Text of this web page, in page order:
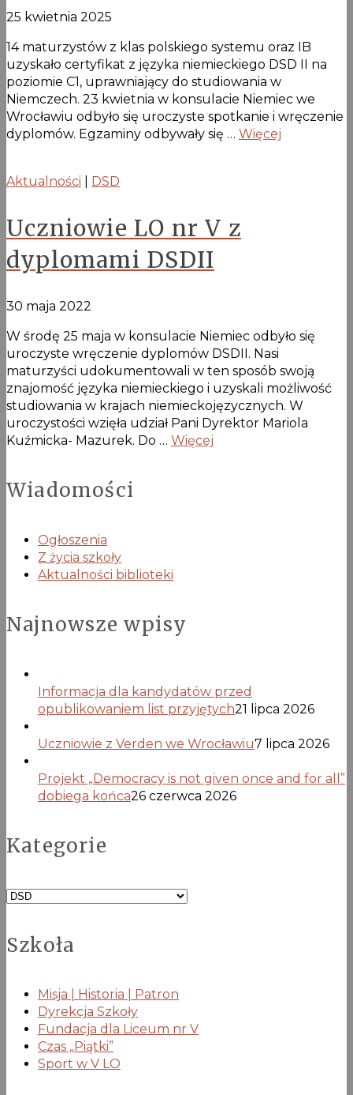
25 kwietnia 2025
14 maturzystów z klas polskiego systemu oraz IB
uzyskało certyfikat z języka niemieckiego DSD II na
poziomie C1, uprawniający do studiowania w
Niemczech. 23 kwietnia w konsulacie Niemiec we
Wrocławiu odbyło się uroczyste spotkanie i wręczenie
dyplomów. Egzaminy odbywały się … Więcej
Aktualności DSD
Uczniowie LO nr V z
dyplomami DSDII
30 maja 2022
W środę 25 maja w konsulacie Niemiec odbyło się
uroczyste wręczenie dyplomów DSDII. Nasi
maturzyści udokumentowali w ten sposób swoją
znajomość języka niemieckiego i uzyskali możliwość
studiowania w krajach niemieckojęzycznych. W
uroczystości wzięła udział Pani Dyrektor Mariola
Kuźmicka- Mazurek. Do … Więcej
Wiadomości
Ogłoszenia
Z życia szkoły
Aktualności biblioteki
Najnowsze wpisy
Informacja dla kandydatów przed
opublikowaniem list przyjętych21 lipca 2026
Uczniowie z Verden we Wrocławiu7 lipca 2026
Projekt „Democracy is not given once and for all”
dobiega końca26 czerwca 2026
Kategorie
Kategorie
Szkoła
Misja | Historia | Patron
Dyrekcja Szkoły
Fundacja dla Liceum nr V
Czas „Piątki”
Sport w V LO